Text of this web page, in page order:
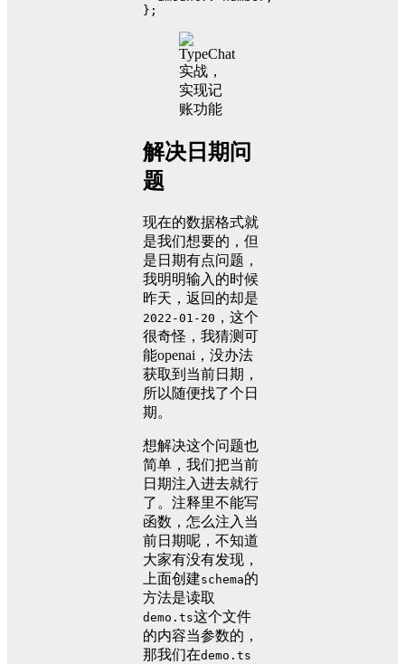
};
解决日期问
题
现在的数据格式就
是我们想要的，但
是日期有点问题，
我明明输入的时候
昨天，返回的却是
2022-01-20 ，这个
很奇怪，我猜测可
能openai，没办法
获取到当前日期，
所以随便找了个日
期。
想解决这个问题也
简单，我们把当前
日期注入进去就行
了。注释里不能写
函数，怎么注入当
前日期呢，不知道
大家有没有发现，
上面创建schema的
方法是读取
demo.ts这个文件
的内容当参数的，
那我们在demo.ts